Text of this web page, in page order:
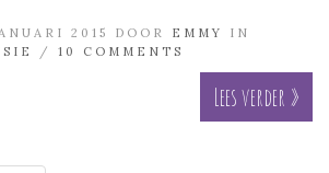
2015 DOOR EMMY
IN
/ 10 COMMENTS
Lees verder »